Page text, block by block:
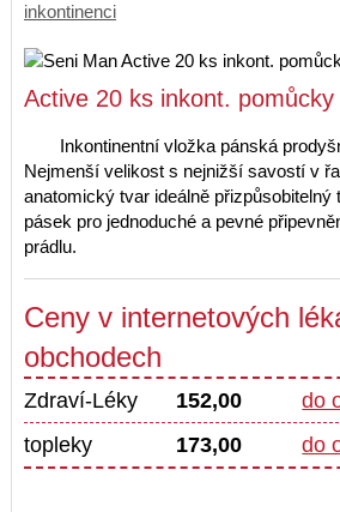
inkontinenci
Active 20 ks inkont. pomůcky
Inkontinentní vložka pánská
Nejmenší velikost s nejnižší savostí v
anatomický tvar ideálně přizpůsobitelný
pásek pro jednoduché a pevné
prádlu.
Ceny v internetových
obchodech
Zdraví-Léky 152,00
do
topleky
173,00 do